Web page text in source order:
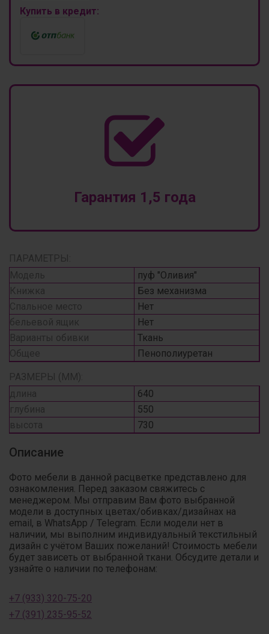
Купить в кредит:
Гарантия 1,5 года
ПАРАМЕТРЫ:
Модель
пуф "Оливия"
Книжка
Без механизма
Спальное место
Нет
бельевой ящик
Нет
Варианты обивки
Ткань
Общее
Пенополиуретан
РАЗМЕРЫ (ММ):
длина
640
глубина
550
высота
730
Описание
Фото мебели в данной расцветке представлено для
ознакомления. Перед заказом свяжитесь с
менеджером. Мы отправим Вам фото выбранной
модели в доступных цветах/обивках/дизайнах на
email, в WhatsApp / Telegram. Если модели нет в
наличии, мы выполним индивидуальный текстильный
дизайн с учётом Ваших пожеланий! Стоимость мебели
будет зависеть от выбранной ткани. Обсудите детали и
узнайте о наличии по телефонам:
+7 (933) 320-75-20
+7 (391) 235-95-52